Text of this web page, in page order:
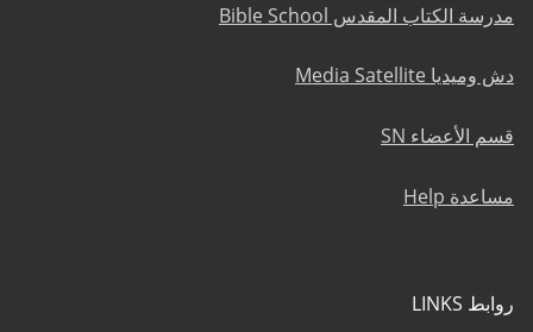
مدرسة الكتاب المقدس Bible School
دش وميديا Media Satellite
قسم الأعضاء SN
مساعدة Help
روابط LINKS